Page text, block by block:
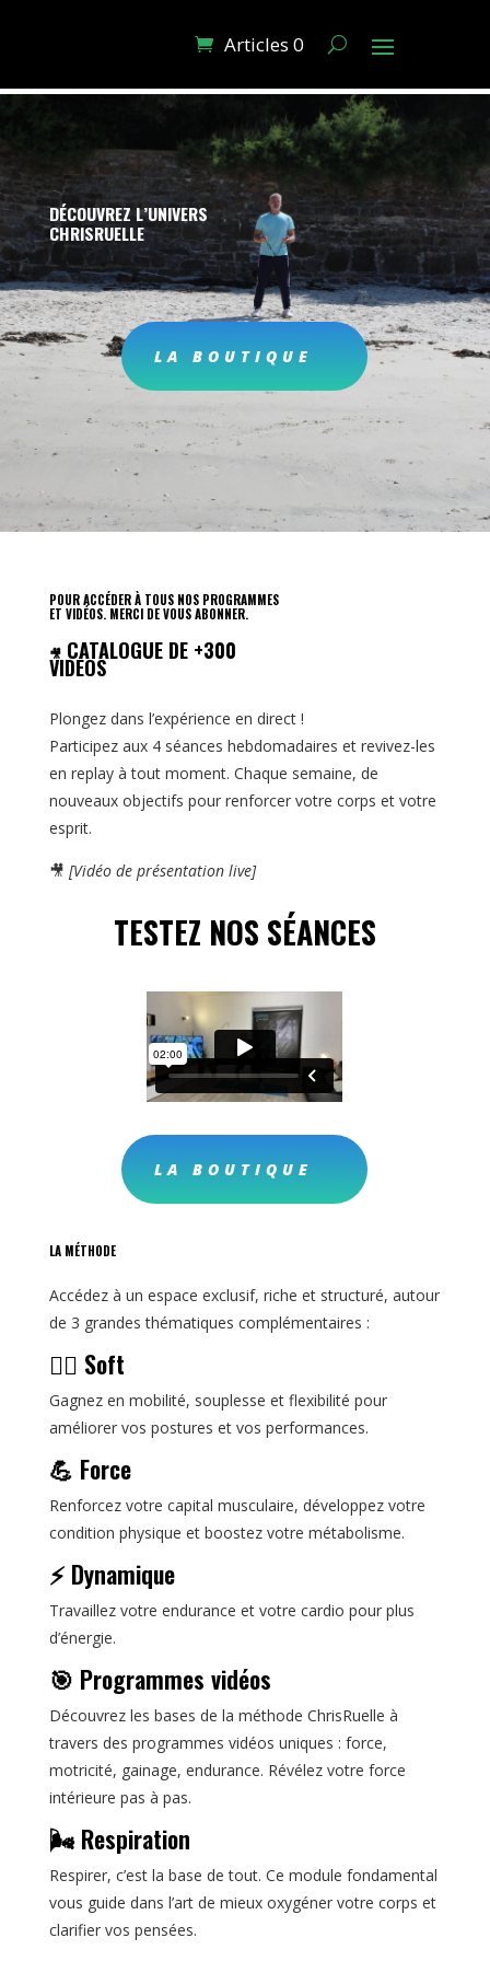
Articles 0
DÉCOUVREZ L’UNIVERS
CHRISRUELLE
LA BOUTIQUE
POUR ACCÉDER À TOUS NOS PROGRAMMES
ET VIDÉOS. MERCI DE VOUS ABONNER.
🎥CATALOGUE DE +300
VIDÉOS
Plongez dans l’expérience en direct !
Participez aux 4 séances hebdomadaires et revivez-les
en replay à tout moment. Chaque semaine, de
nouveaux objectifs pour renforcer votre corps et votre
esprit.
🎥 [Vidéo de présentation live]
TESTEZ NOS SÉANCES
LA BOUTIQUE
LA MÉTHODE
Accédez à un espace exclusif, riche et structuré, autour
de 3 grandes thématiques complémentaires :
🧘‍♀️ Soft
Gagnez en mobilité, souplesse et flexibilité pour
améliorer vos postures et vos performances.
💪 Force
Renforcez votre capital musculaire, développez votre
condition physique et boostez votre métabolisme.
⚡ Dynamique
Travaillez votre endurance et votre cardio pour plus
d’énergie.
🎯 Programmes vidéos
Découvrez les bases de la méthode ChrisRuelle à
travers des programmes vidéos uniques : force,
motricité, gainage, endurance. Révélez votre force
intérieure pas à pas.
🌬️ Respiration
Respirer, c’est la base de tout. Ce module fondamental
vous guide dans l’art de mieux oxygéner votre corps et
clarifier vos pensées.